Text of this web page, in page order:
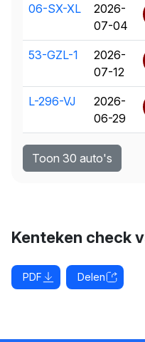
06-SX-XL
2026-
07-04
53-GZL-1
2026-
07-12
L-296-VJ
2026-
06-29
Toon 30 auto's
Kenteken check
PDF Delen